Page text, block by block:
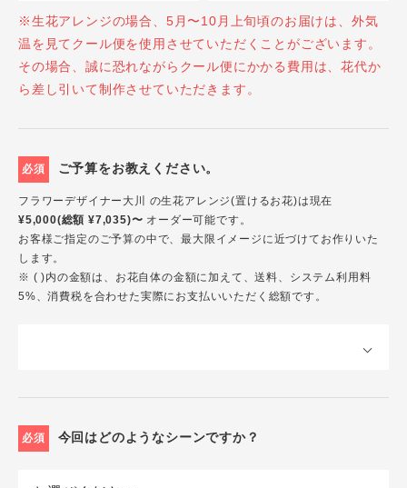
※生花アレンジの場合、5月〜10月上旬頃のお届けは、外気
温を見てクール便を使用させていただくことがございます。
その場合、誠に恐れながらクール便にかかる費用は、花代か
ら差し引いて制作させていただきます。
必須 ご予算をお教えください。
フラワーデザイナー大川 の生花アレンジ(置けるお花)は現在
¥5,000(総額 ¥7,035)〜 オーダー可能です。
お客様ご指定のご予算の中で、最大限イメージに近づけてお作りいた
します。
※ ( )内の金額は、お花自体の金額に加えて、送料、システム利用料
5%、消費税を合わせた実際にお支払いいただく総額です。
必須 今回はどのようなシーンですか？